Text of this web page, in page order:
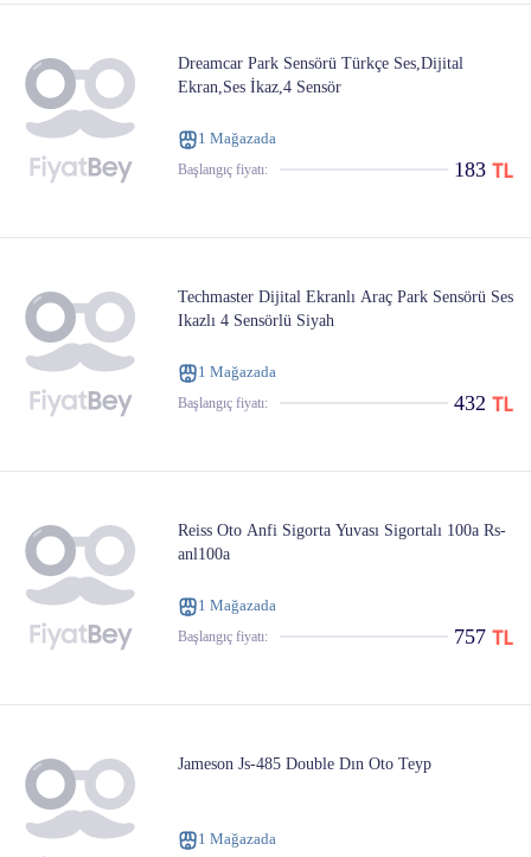
Dreamcar Park Sensörü Türkçe Ses,Dijital
Ekran,Ses İkaz,4 Sensör
1 Mağazada
Başlangıç ​​fiyatı: 183
Techmaster Dijital Ekranlı Araç Park Sensörü Ses
Ikazlı 4 Sensörlü Siyah
1 Mağazada
Başlangıç ​​fiyatı: 432
Reiss Oto Anfi Sigorta Yuvası Sigortalı 100a Rs-
anl100a
1 Mağazada
Başlangıç ​​fiyatı: 757
Jameson Js-485 Double Dın Oto Teyp
1 Mağazada